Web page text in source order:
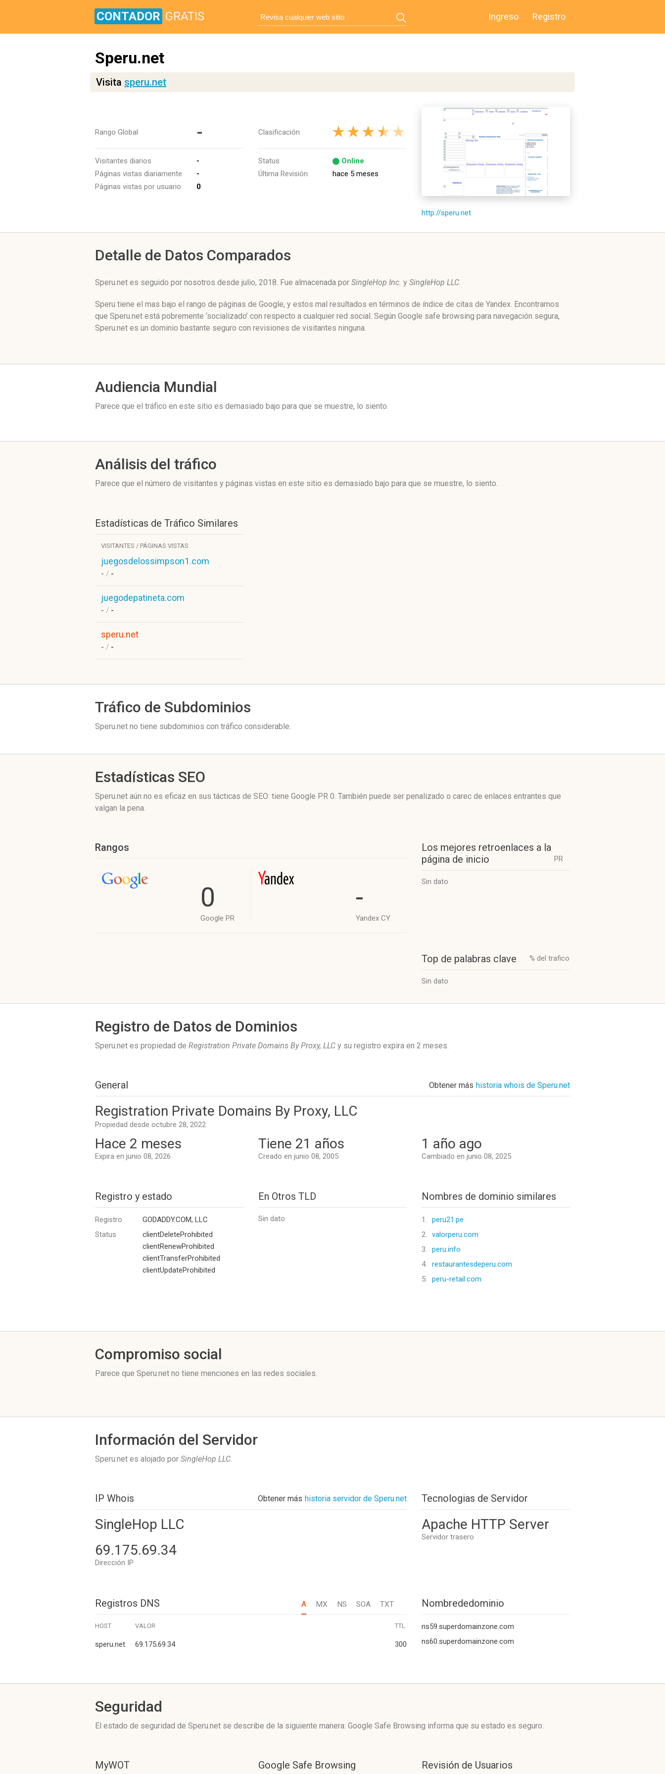
CONTADOR GRATIS Ingreso Registro
Speru.net
Visita speru.net
Rango Global -
Visitantes diarios
-
Páginas vistas diariamente
-
Páginas vistas por usuario
0
Clasificación
Status
Online
Última Revisión
hace 5 meses
http://speru.net
Detalle de Datos Comparados
Speru.net es seguido por nosotros desde julio, 2018. Fue almacenada por SingleHop Inc. y SingleHop LLC.
Speru tiene el mas bajo el rango de páginas de Google, y estos mal resultados en términos de índice de citas de Yandex. Encontramos
que Speru.net está pobremente ‘socializado’ con respecto a cualquier red social. Según Google safe browsing para navegación segura,
Speru.net es un dominio bastante seguro con revisiones de visitantes ninguna.
Audiencia Mundial
Parece que el tráfico en este sitio es demasiado bajo para que se muestre, lo siento.
Análisis del tráfico
Parece que el número de visitantes y páginas vistas en este sitio es demasiado bajo para que se muestre, lo siento.
Estadísticas de Tráfico Similares
VISITANTES / PÁGINAS VISTAS
juegosdelossimpson1.com
- / -
juegodepatineta.com
- / -
speru.net
- / -
Tráfico de Subdominios
Speru.net no tiene subdominios con tráfico considerable.
Estadísticas SEO
Speru.net aún no es eficaz en sus tácticas de SEO: tiene Google PR 0. También puede ser penalizado o carec de enlaces entrantes que
valgan la pena.
Rangos
0
Google PR
-
Yandex CY
Los mejores retroenlaces a la
página de inicio
PR
Sin dato
Top de palabras clave % del trafico
Sin dato
Registro de Datos de Dominios
Speru.net es propiedad de Registration Private Domains By Proxy, LLC y su registro expira en 2 meses.
General Obtener más historia whois de Speru.net
Registration Private Domains By Proxy, LLC
Propiedad desde octubre 28, 2022
Hace 2 meses
Expira en junio 08, 2026
Tiene 21 años
Creado en junio 08, 2005
1 año ago
Cambiado en junio 08, 2025
Registro y estado
Registro
GODADDY.COM, LLC
Status
clientDeleteProhibited
clientRenewProhibited
clientTransferProhibited
clientUpdateProhibited
En Otros TLD
Sin dato
Nombres de dominio similares
1.
peru21.pe
2.
valorperu.com
3.
peru.info
4.
restaurantesdeperu.com
5.
peru-retail.com
Compromiso social
Parece que Speru.net no tiene menciones en las redes sociales.
Información del Servidor
Speru.net es alojado por SingleHop LLC.
IP Whois Obtener más historia servidor de Speru.net
SingleHop LLC
69.175.69.34
Dirección IP
Tecnologias de Servidor
Apache HTTP Server
Servidor trasero
Registros DNS A MX NS SOA TXT Nombrededominio
ns59.superdomainzone.com
ns60.superdomainzone.com
HOST VALOR TTL
speru.net 69.175.69.34 300
Seguridad
El estado de seguridad de Speru.net se describe de la siguiente manera: Google Safe Browsing informa que su estado es seguro.
MyWOT Google Safe Browsing Revisión de Usuarios